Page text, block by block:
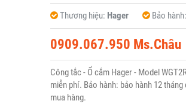
Thương hiệu: Hager Bảo hành:
0909.067.950 Ms.Châu
Công tắc - Ổ cắm Hager - Model
miễn phí. Bảo hành: bảo hành 12
mua hàng.